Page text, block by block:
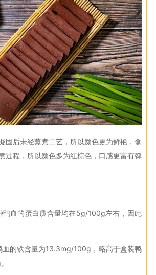
固后未经蒸煮工艺，所以颜色更为鲜艳，盒
过程，所以颜色多为红棕色，口感更富有弹
鸭血的蛋白质含量均在5g/100g左右，因此
血的铁含量为13.3mg/100g，略高于盒装鸭